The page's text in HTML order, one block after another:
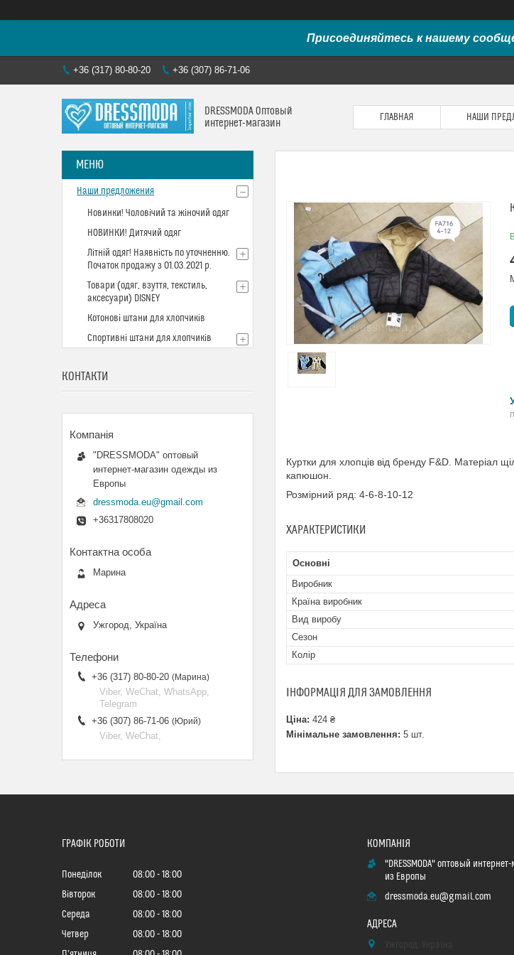
Присоединяйтесь к нашему
+36 (317) 80-80-20 +36 (307) 86-71-06
DRESSMODA Оптовый
интернет-магазин
ГЛАВНАЯ НАШИ
Куртки для хлопців від бренду F&D. Матеріал
капюшон.
Розмірний ряд: 4-6-8-10-12
ХАРАКТЕРИСТИКИ
Основні
Виробник
Країна виробник
Вид виробу
Сезон
Колір
ІНФОРМАЦІЯ ДЛЯ ЗАМОВЛЕННЯ
Ціна: 424 ₴
Мінімальне замовлення: 5 шт.
Наши предложения
Новинки! Чоловічий та жіночий одяг
НОВИНКИ! Дитячий одяг
Літній одяг! Наявність по уточненню.
Початок продажу з 01.03.2021 р.
Товари (одяг, взуття, текстиль,
аксесуари) DISNEY
Котонові штани для хлопчиків
Спортивні штани для хлопчиків
КОНТАКТИ
"DRESSMODA" оптовый
интернет-магазин одежды из
Европы
dressmoda.eu@gmail.com
+36317808020
Марина
Ужгород, Україна
+36 (317) 80-80-20 Марина
Viber, WeChat, WhatsApp,
Telegram
+36 (307) 86-71-06
Юрий
Viber, WeChat,
ГРАФІК РОБОТИ
Понеділок 08:00
18:00
Вівторок
08:00
18:00
Середа
08:00
18:00
Четвер
08:00
18:00
"DRESSMODA" оптовый
из Европы
dressmoda.eu@gmail.com